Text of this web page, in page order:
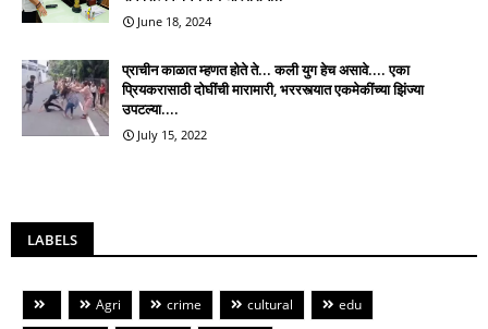
June 18, 2024
प्राचीन काळात म्हणत होते ते... कली युग हेच असावे.... एका
प्रियकरासाठी दोघींची मारामारी, भररस्त्यात एकमेकींच्या झिंज्या
उपटल्या....
July 15, 2022
LABELS
Agri crime cultural
edu